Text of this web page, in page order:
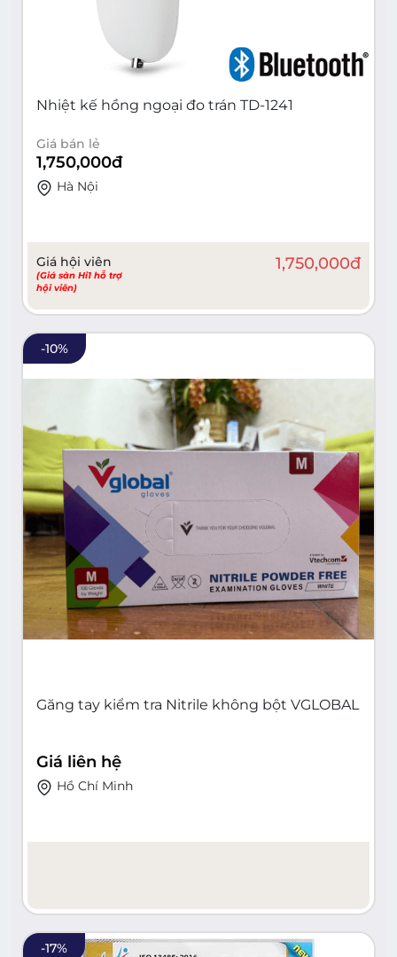
Nhiệt kế hồng ngoại đo trán TD-1241
Giá bán lẻ
1,750,000đ
Hà Nội
Giá hội viên
(Giá sàn Hi1 hỗ trợ
hội viên)
1,750,000đ
-10%
Găng tay kiểm tra Nitrile không bột VGLOBAL
Giá liên hệ
Hồ Chí Minh
-17%